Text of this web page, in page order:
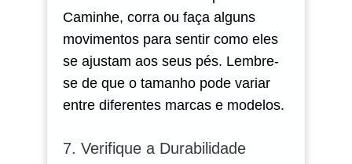
Caminhe, corra ou faça alguns
movimentos para sentir como eles
se ajustam aos seus pés. Lembre-
se de que o tamanho pode variar
entre diferentes marcas e modelos.
7. Verifique a Durabilidade